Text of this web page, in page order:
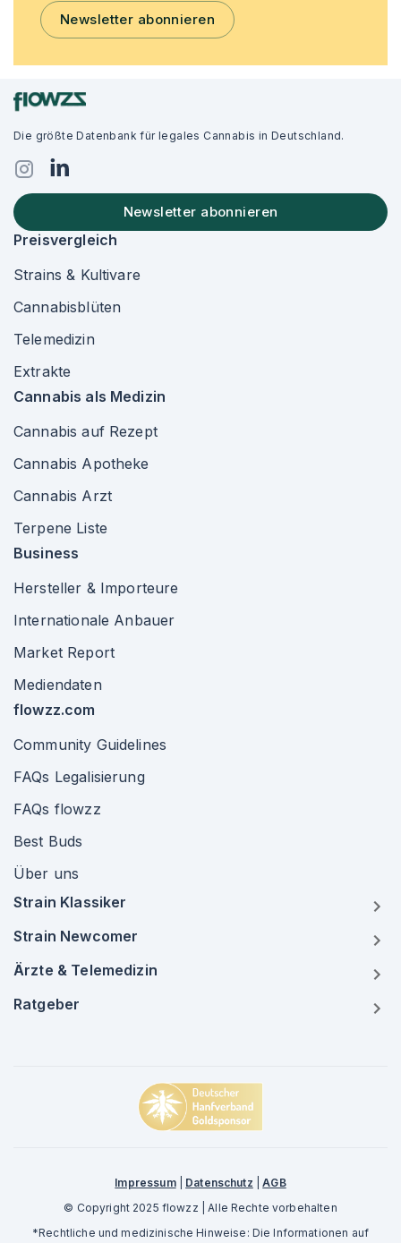
Newsletter abonnieren
Die größte Datenbank für legales Cannabis in Deutschland.
Newsletter abonnieren
Preisvergleich
Strains & Kultivare
Cannabisblüten
Telemedizin
Extrakte
Cannabis als Medizin
Cannabis auf Rezept
Cannabis Apotheke
Cannabis Arzt
Terpene Liste
Business
Hersteller & Importeure
Internationale Anbauer
Market Report
Mediendaten
flowzz.com
Community Guidelines
FAQs Legalisierung
FAQs flowzz
Best Buds
Über uns
Strain Klassiker
Strain Newcomer
Ärzte & Telemedizin
Ratgeber
Impressum| Datenschutz |AGB
© Copyright 2025 flowzz | Alle Rechte vorbehalten
*Rechtliche und medizinische Hinweise: Die Informationen auf